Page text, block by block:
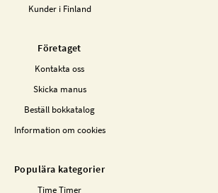
Kunder i Finland
Företaget
Kontakta oss
Skicka manus
Beställ bokkatalog
Information om cookies
Populära kategorier
Time Timer